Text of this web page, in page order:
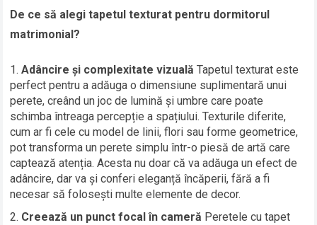
De ce să alegi tapetul texturat pentru dormitorul
matrimonial?
Adâncire și complexitate vizuală Tapetul texturat este
perfect pentru a adăuga o dimensiune suplimentară unui
perete, creând un joc de lumină și umbre care poate
schimba întreaga percepție a spațiului. Texturile diferite,
cum ar fi cele cu model de linii, flori sau forme geometrice,
pot transforma un perete simplu într-o piesă de artă care
captează atenția. Acesta nu doar că va adăuga un efect de
adâncire, dar va și conferi eleganță încăperii, fără a fi
necesar să folosești multe elemente de decor.
Creează un punct focal în cameră Peretele cu tapet